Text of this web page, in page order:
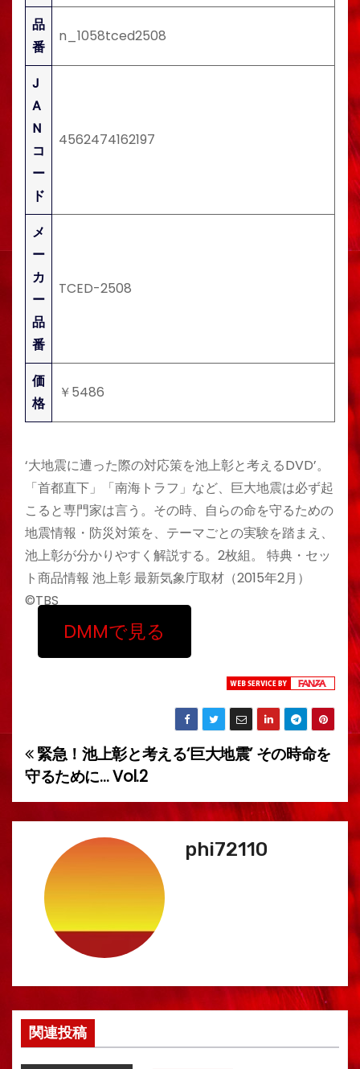
品
番
n_1058tced2508
J
A
N
コ
ー
ド
4562474162197
メ
ー
カ
ー
品
番
TCED-2508
価
格
￥5486
‘大地震に遭った際の対応策を池上彰と考えるDVD’。
「首都直下」「南海トラフ」など、巨大地震は必ず起
こると専門家は言う。その時、自らの命を守るための
地震情報・防災対策を、テーマごとの実験を踏まえ、
池上彰が分かりやすく解説する。2枚組。 特典・セッ
ト商品情報 池上彰 最新気象庁取材（2015年2月）
©TBS
DMMで見る
投
稿
ナ
ゲ
ー
ョ
ン
緊急！池上彰と考える‘巨大地震’ その時命を
守るために… Vol.2
phi72110
関連投稿